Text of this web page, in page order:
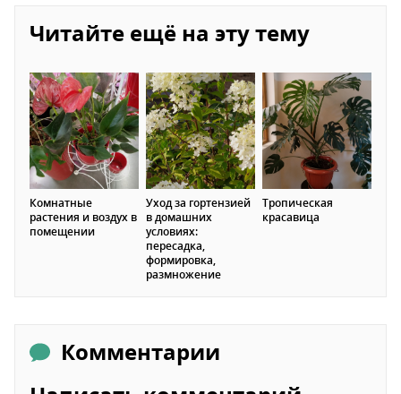
Читайте ещё на эту тему
Комнатные
растения и воздух в
помещении
Уход за гортензией
в домашних
условиях:
пересадка,
формировка,
размножение
Тропическая
красавица
Комментарии